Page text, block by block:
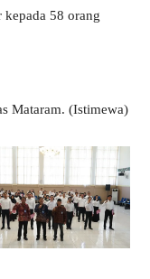
kepada 58 orang
Mataram. (Istimewa)